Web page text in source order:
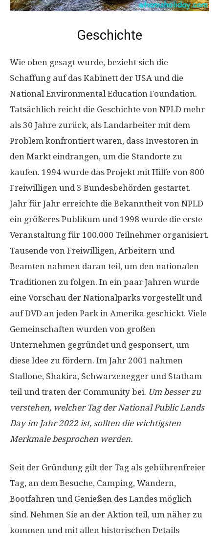
Geschichte
Wie oben gesagt wurde, bezieht sich die
Schaffung auf das Kabinett der USA und die
National Environmental Education Foundation.
Tatsächlich reicht die Geschichte von NPLD mehr
als 30 Jahre zurück, als Landarbeiter mit dem
Problem konfrontiert waren, dass Investoren in
den Markt eindrangen, um die Standorte zu
kaufen. 1994 wurde das Projekt mit Hilfe von 800
Freiwilligen und 3 Bundesbehörden gestartet.
Jahr für Jahr erreichte die Bekanntheit von NPLD
ein größeres Publikum und 1998 wurde die erste
Veranstaltung für 100.000 Teilnehmer organisiert.
Tausende von Freiwilligen, Arbeitern und
Beamten nahmen daran teil, um den nationalen
Traditionen zu folgen. In ein paar Jahren wurde
eine Vorschau der Nationalparks vorgestellt und
auf DVD an jeden Park in Amerika geschickt. Viele
Gemeinschaften wurden von großen
Unternehmen gegründet und gesponsert, um
diese Idee zu fördern. Im Jahr 2001 nahmen
Stallone, Shakira, Schwarzenegger und Statham
teil und traten der Community bei. Um besser zu
verstehen, welcher Tag der National Public Lands
Day im Jahr 2022 ist, sollten die wichtigsten
Merkmale besprochen werden.
Seit der Gründung gilt der Tag als gebührenfreier
Tag, an dem Besuche, Camping, Wandern,
Bootfahren und Genießen des Landes möglich
sind. Nehmen Sie an der Aktion teil, um näher zu
kommen und mit allen historischen Details